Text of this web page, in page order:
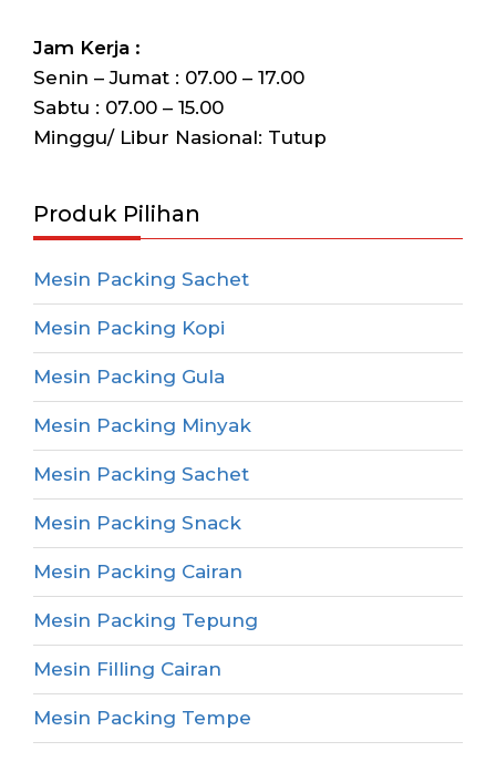
Jam Kerja :
Senin – Jumat : 07.00 – 17.00
Sabtu : 07.00 – 15.00
Minggu/ Libur Nasional: Tutup
Produk Pilihan
Mesin Packing Sachet
Mesin Packing Kopi
Mesin Packing Gula
Mesin Packing Minyak
Mesin Packing Sachet
Mesin Packing Snack
Mesin Packing Cairan
Mesin Packing Tepung
Mesin Filling Cairan
Mesin Packing Tempe